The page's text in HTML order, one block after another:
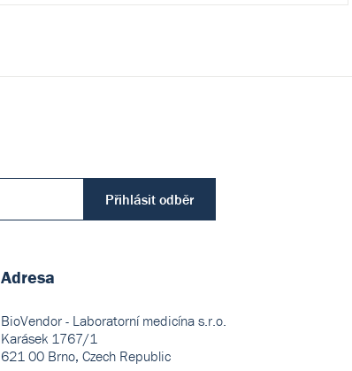
Přihlásit odběr
Adresa
BioVendor - Laboratorní medicína s.r.o.
Karásek 1767/1
621 00 Brno, Czech Republic